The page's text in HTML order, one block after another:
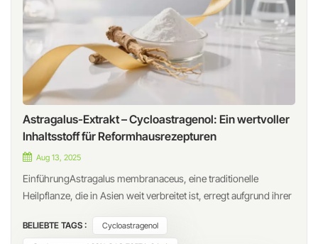
Astragalus-Extrakt – Cycloastragenol: Ein wertvoller
Inhaltsstoff für Reformhausrezepturen
Aug 13, 2025
EinführungAstragalus membranaceus, eine traditionelle
Heilpflanze, die in Asien weit verbreitet ist, erregt aufgrund ihrer
Aufmerksamkeit. Zu diesen zählt Cycloastragenol, ein natürlich
BELIEBTE TAGS : Cycloastragenol